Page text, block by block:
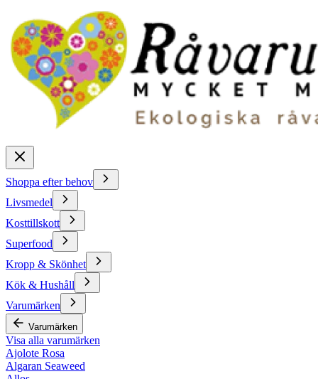
Shoppa efter behov
Livsmedel
Kosttillskott
Superfood
Kropp & Skönhet
Kök & Hushåll
Varumärken
Varumärken
Visa alla varumärken
Ajolote Rosa
Algaran Seaweed